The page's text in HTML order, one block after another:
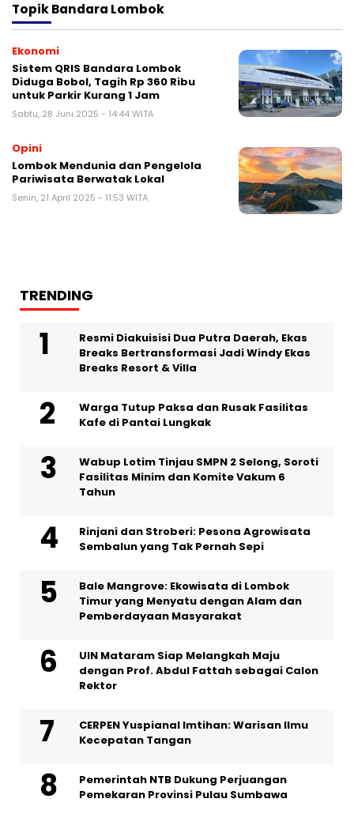
TopikBandara Lombok
Ekonomi
Sistem QRIS Bandara Lombok
Diduga Bobol, Tagih Rp 360 Ribu
untuk Parkir Kurang 1 Jam
Sabtu, 28 Juni 2025 - 14:44 WITA
Opini
Lombok Mendunia dan Pengelola
Pariwisata Berwatak Lokal
Senin, 21 April 2025 - 11:53 WITA
TRENDING
Resmi Diakuisisi Dua Putra Daerah, Ekas
Breaks Bertransformasi Jadi Windy Ekas
Breaks Resort & Villa
Warga Tutup Paksa dan Rusak Fasilitas
Kafe di Pantai Lungkak
Wabup Lotim Tinjau SMPN 2 Selong, Soroti
Fasilitas Minim dan Komite Vakum 6
Tahun
Rinjani dan Stroberi: Pesona Agrowisata
Sembalun yang Tak Pernah Sepi
Bale Mangrove: Ekowisata di Lombok
Timur yang Menyatu dengan Alam dan
Pemberdayaan Masyarakat
UIN Mataram Siap Melangkah Maju
dengan Prof. Abdul Fattah sebagai Calon
Rektor
CERPEN Yuspianal Imtihan: Warisan Ilmu
Kecepatan Tangan
Pemerintah NTB Dukung Perjuangan
Pemekaran Provinsi Pulau Sumbawa